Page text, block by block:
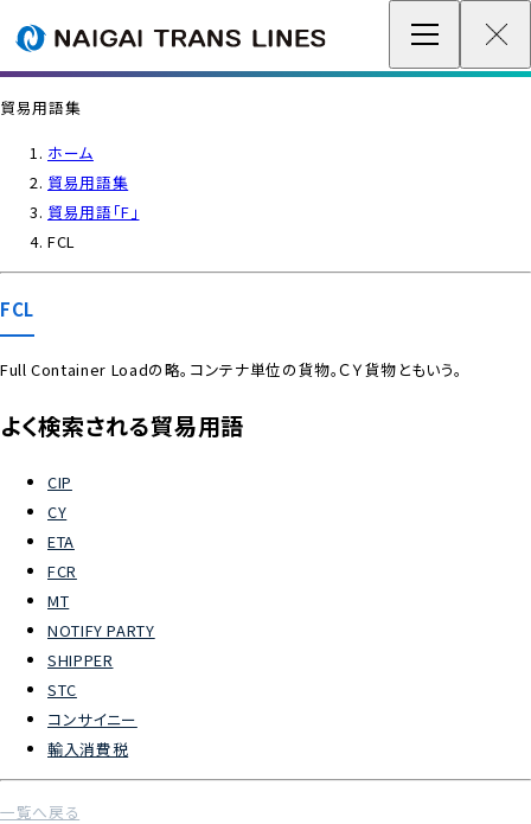
IR情報
物流トピックス
企業情報 / グローバルネットワーク
各種情報
貿易用語集
ホーム
貿易用語集
貿易用語「F」
FCL
FCL
Full Container Loadの略。コンテナ単位の貨物。ＣＹ貨物ともいう。
よく検索される貿易用語
CIP
CY
ETA
FCR
MT
NOTIFY PARTY
SHIPPER
STC
コンサイニー
輸入消費税
一覧へ戻る